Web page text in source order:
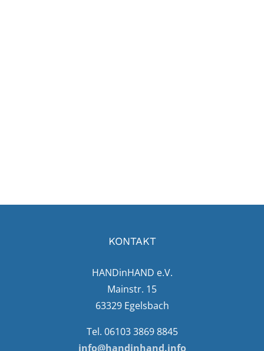
KONTAKT
HANDinHAND e.V.
Mainstr. 15
63329 Egelsbach
Tel. 06103 3869 8845
info@handinhand.info